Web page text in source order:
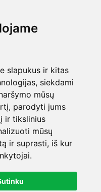
slapukus ir kitas
siekdami
mūsų
parodyti jums
ir tikslinius
mūsų
ir suprasti, iš kur